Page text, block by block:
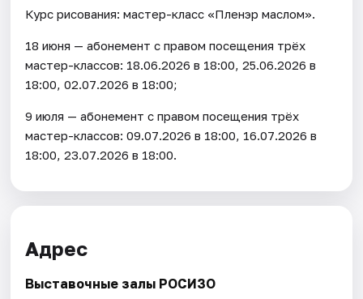
Курс рисования: мастер-класс «Пленэр маслом».
18 июня — абонемент с правом посещения трёх
мастер-классов: 18.06.2026 в 18:00, 25.06.2026 в
18:00, 02.07.2026 в 18:00;
9 июля — абонемент с правом посещения трёх
мастер-классов: 09.07.2026 в 18:00, 16.07.2026 в
18:00, 23.07.2026 в 18:00.
Адрес
Выставочные залы РОСИЗО